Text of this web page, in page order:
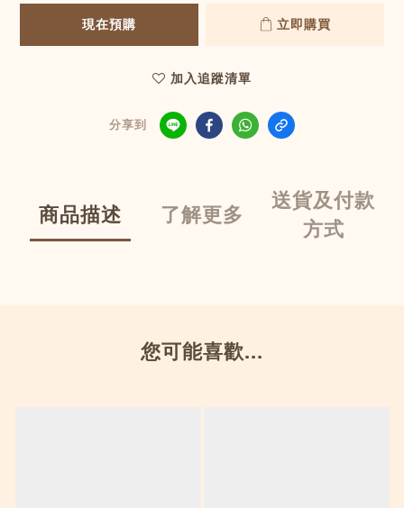
現在預購 立即購買
加入追蹤清單
分享到
商品描述 了解更多
送貨及付款
方式
您可能喜歡...